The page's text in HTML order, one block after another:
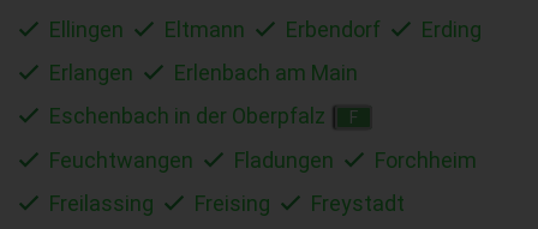
Ellingen
Eltmann Erbendorf
Erding
Erlangen
Erlenbach am Main
Eschenbach in der Oberpfalz
F
Feuchtwangen Fladungen
Forchheim
Freilassing
Freising
Freystadt